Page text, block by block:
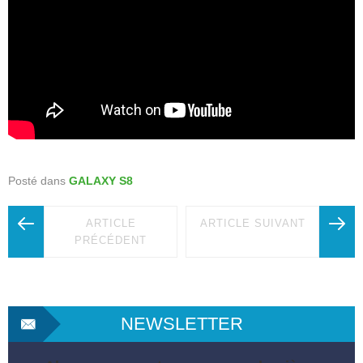
Posté dans GALAXY S8
ARTICLE
PRÉCÉDENT
ARTICLE SUIVANT
NEWSLETTER